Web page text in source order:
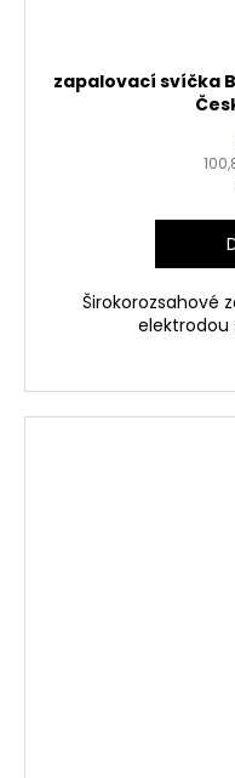
zapalovací svíčka
Širokorozsahové
elektrodou